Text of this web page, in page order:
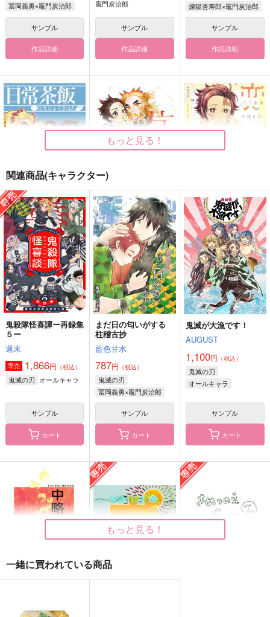
冨岡義勇×竈門炭治郎
サンプル
作品詳細
竈門炭治郎
サンプル
作品詳細
煉獄杏寿郎×竈門炭治郎
サンプル
作品詳細
日常茶飯
春マンジャロ
891円（税込）
竈門炭治郎
サンプル
作品詳細
片想いとかけまして
みそ漬け
715円（税込）
煉獄杏寿郎×竈門炭治郎
サンプル
作品詳細
恋譚色彩
junk
2,672円（税込）
煉獄杏寿郎×竈門炭治郎
サンプル
作品詳細
出張！アソートメント
1,572 円（税込）
煉獄杏寿郎×竈門炭治郎
作品詳細
きめつのえ
うさぎの耳
787円（税込）
竈門炭治郎
あなたとともに
なるようにしかならな
550 円（税込）
煉獄杏寿郎×竈門炭治郎
もっと見る！
関連商品(キャラクター)
鬼殺隊怪喜譚ー再録集
５ー
週末
専売 1,866円 （税込）
鬼滅の刃 オールキャラ
サンプル
カート
まだ日の匂いがする
柱稽古抄
藍色甘水
787円 （税込）
鬼滅の刃
冨岡義勇×竈門炭治郎
サンプル
カート
鬼滅が大漁です！
AUGUST
1,100円 （税込）
鬼滅の刃
オールキャラ
サンプル
カート
STARDUST-VISION
もっと見る！
一緒に買われている商品